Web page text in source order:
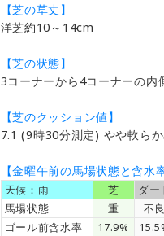
【芝の草丈】
洋芝約10～14cm
【芝の状態】
3コーナーから4コーナーの内
【芝のクッション値】
7.1 (9時30分測定) やや軟ら
【金曜午前の馬場状態と含水率
天候：雨 芝
ダー
馬場状態
重
不良
ゴール前含水率
17.9%